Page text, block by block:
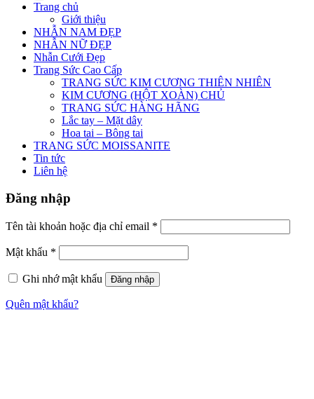
Trang chủ
Giới thiệu
NHẪN NAM ĐẸP
NHẪN NỮ ĐẸP
Nhẫn Cưới Đẹp
Trang Sức Cao Cấp
TRANG SỨC KIM CƯƠNG THIÊN NHIÊN
KIM CƯƠNG (HỘT XOÀN) CHỦ
TRANG SỨC HÀNG HÃNG
Lắc tay – Mặt dây
Hoa tai – Bông tai
TRANG SỨC MOISSANITE
Tin tức
Liên hệ
Đăng nhập
Tên tài khoản hoặc địa chỉ email *
Mật khẩu *
Ghi nhớ mật khẩu Đăng nhập
Quên mật khẩu?